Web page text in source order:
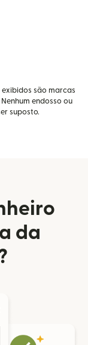
são marcas
endosso ou
suposto.
da